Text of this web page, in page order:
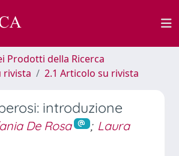
Prodotti della Ricerca
rivista
2.1 Articolo su rivista
introduzione
De Rosa ; Laura